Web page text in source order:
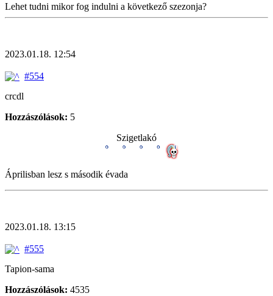
Lehet tudni mikor fog indulni a következő szezonja?
2023.01.18. 12:54
#554
crcdl
Hozzászólások: 5
Szigetlakó
Áprilisban lesz s második évada
2023.01.18. 13:15
#555
Tapion-sama
Hozzászólások: 4535